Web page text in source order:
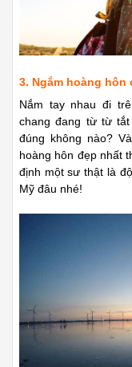
3. Ngắm hoàng hôn
Nắm tay nhau đi
chang đang từ từ
đúng không nào?
hoàng hôn đẹp nhất
định một sư thật là
Mỹ đâu nhé!